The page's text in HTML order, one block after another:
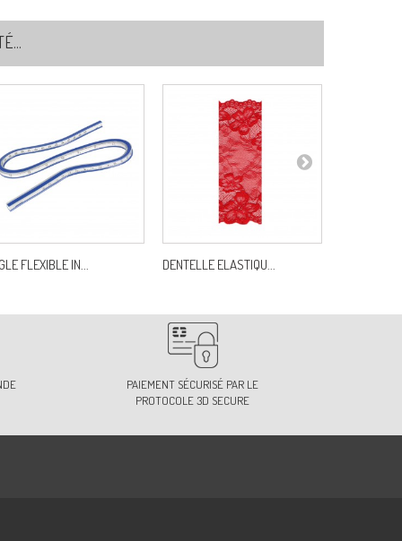
FLEXIBLE IN... DENTELLE ELASTIQU...
PAIEMENT SÉCURISÉ PAR LE
PROTOCOLE 3D SECURE